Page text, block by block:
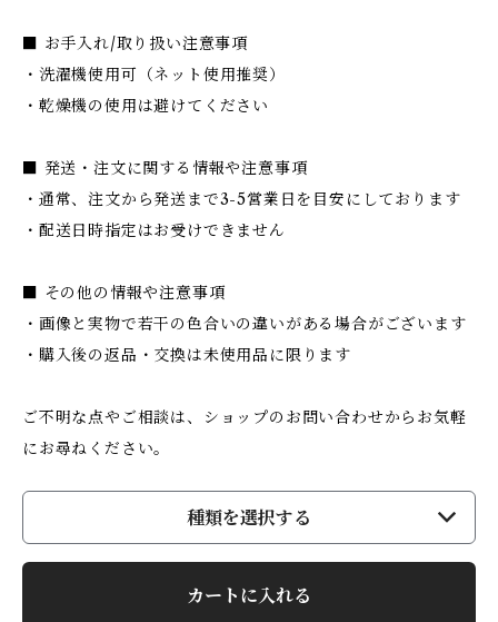
■ お手入れ/取り扱い注意事項
・洗濯機使用可（ネット使用推奨）
・乾燥機の使用は避けてください
■ 発送・注文に関する情報や注意事項
・通常、注文から発送まで3-5営業日を目安にしております
・配送日時指定はお受けできません
■ その他の情報や注意事項
・画像と実物で若干の色合いの違いがある場合がございます
・購入後の返品・交換は未使用品に限ります
ご不明な点やご相談は、ショップのお問い合わせからお気軽
にお尋ねください。
種類を選択する
カートに入れる